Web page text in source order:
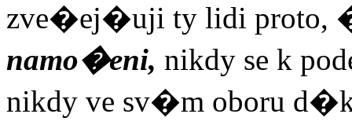
zve�ej�uji ty lidi proto,
namo�eni, nikdy se k
nikdy ve sv�m oboru